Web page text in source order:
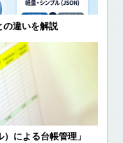
の違いを解説
による台帳管理」